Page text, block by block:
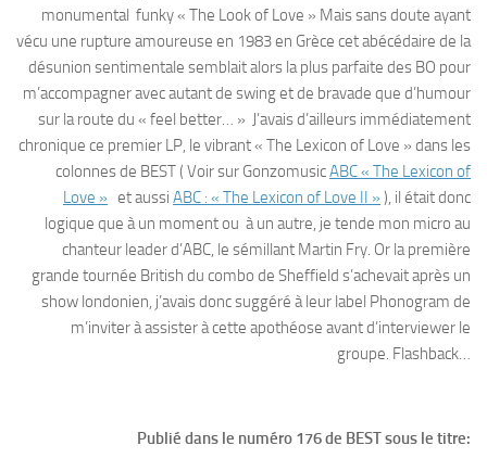
monumental funky « The Look of Love » Mais sans doute ayant
vécu une rupture amoureuse en 1983 en Grèce cet abécédaire de la
désunion sentimentale semblait alors la plus parfaite des BO pour
m’accompagner avec autant de swing et de bravade que d’humour
sur la route du « feel better… » J’avais d’ailleurs immédiatement
chronique ce premier LP, le vibrant « The Lexicon of Love » dans les
colonnes de BEST ( Voir sur GonzomusicABC « The Lexicon of
Love » et aussi ABC : « The Lexicon of Love II » ), il était donc
logique que à un moment ou à un autre, je tende mon micro au
chanteur leader d’ABC, le sémillant Martin Fry. Or la première
grande tournée British du combo de Sheffield s’achevait après un
show londonien, j’avais donc suggéré à leur label Phonogram de
m’inviter à assister à cette apothéose avant d’interviewer le
groupe. Flashback…
Publié dans le numéro 176 de BEST sous le titre: